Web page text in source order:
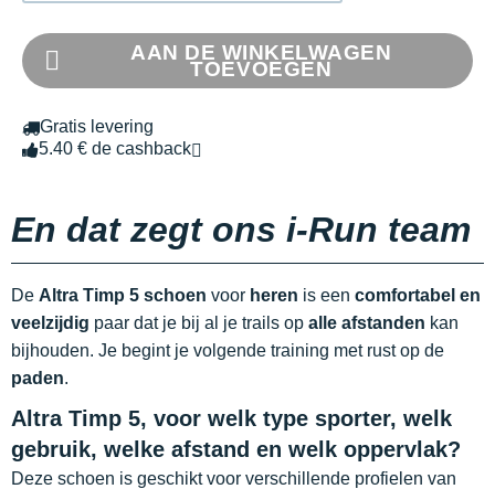
AAN DE WINKELWAGEN
TOEVOEGEN
Gratis levering
5.40 € de cashback
En dat zegt ons i-Run team
De Altra Timp 5 schoen voor heren is een comfortabel en
veelzijdig paar dat je bij al je trails op alle afstanden kan
bijhouden. Je begint je volgende training met rust op de
paden.
Altra Timp 5, voor welk type sporter, welk
gebruik, welke afstand en welk oppervlak?
Deze schoen is geschikt voor verschillende profielen van